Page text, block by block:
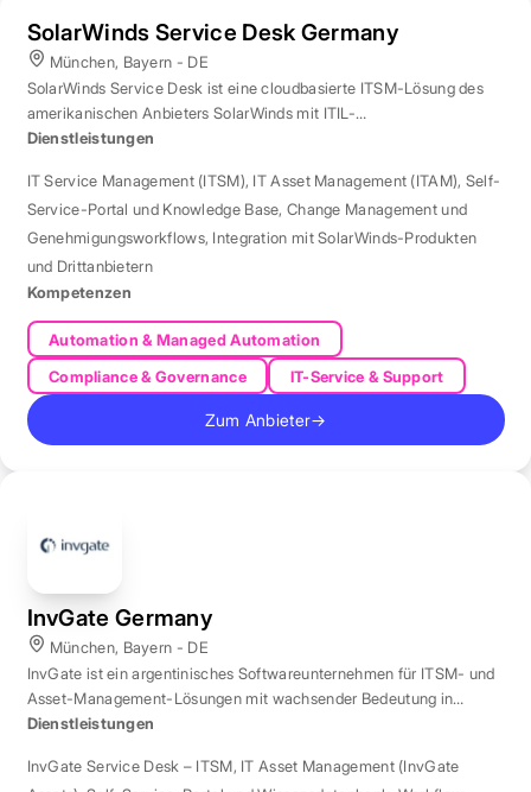
SolarWinds Service Desk Germany
München, Bayern - DE
SolarWinds Service Desk ist eine cloudbasierte ITSM-Lösung des
amerikanischen Anbieters SolarWinds mit ITIL-
Prozessunterstützung.
Dienstleistungen
IT Service Management (ITSM), IT Asset Management (ITAM), Self-
Service-Portal und Knowledge Base, Change Management und
Genehmigungsworkflows, Integration mit SolarWinds-Produkten
und Drittanbietern
Kompetenzen
Automation & Managed Automation
Compliance & Governance
IT-Service & Support
Zum Anbieter→
InvGate Germany
München, Bayern - DE
InvGate ist ein argentinisches Softwareunternehmen für ITSM- und
Asset-Management-Lösungen mit wachsender Bedeutung in
Europa.
Dienstleistungen
InvGate Service Desk – ITSM, IT Asset Management (InvGate